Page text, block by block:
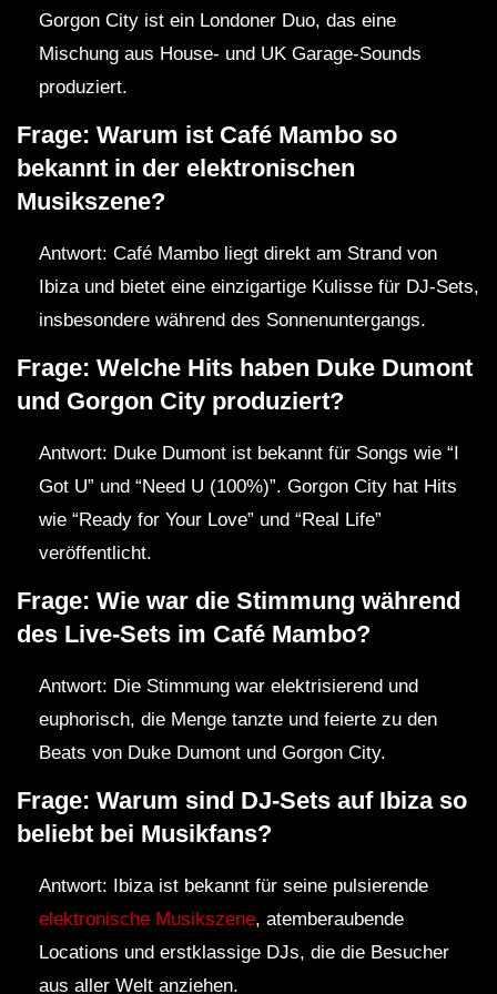
Gorgon City ist ein Londoner Duo, das eine
Mischung aus House- und UK Garage-Sounds
produziert.
Frage: Warum ist Café Mambo so
bekannt in der elektronischen
Musikszene?
Antwort: Café Mambo liegt direkt am Strand von
Ibiza und bietet eine einzigartige Kulisse für DJ-Sets,
insbesondere während des Sonnenuntergangs.
Frage: Welche Hits haben Duke Dumont
und Gorgon City produziert?
Antwort: Duke Dumont ist bekannt für Songs wie “I
Got U” und “Need U (100%)”. Gorgon City hat Hits
wie “Ready for Your Love” und “Real Life”
veröffentlicht.
Frage: Wie war die Stimmung während
des Live-Sets im Café Mambo?
Antwort: Die Stimmung war elektrisierend und
euphorisch, die Menge tanzte und feierte zu den
Beats von Duke Dumont und Gorgon City.
Frage: Warum sind DJ-Sets auf Ibiza so
beliebt bei Musikfans?
Antwort: Ibiza ist bekannt für seine pulsierende
elektronische Musikszene, atemberaubende
Locations und erstklassige DJs, die die Besucher
aus aller Welt anziehen.